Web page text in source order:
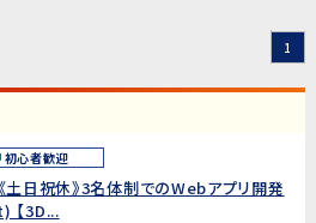
1
初心者歓迎
土日祝休》3名体制でのWebアプリ開発
【3D...